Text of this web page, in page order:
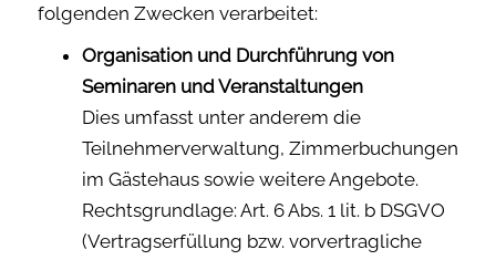
folgenden Zwecken verarbeitet:
Organisation und Durchführung von
Seminaren und Veranstaltungen
Dies umfasst unter anderem die
Teilnehmerverwaltung, Zimmerbuchungen
im Gästehaus sowie weitere Angebote.
Rechtsgrundlage: Art. 6 Abs. 1 lit. b DSGVO
(Vertragserfüllung bzw. vorvertragliche